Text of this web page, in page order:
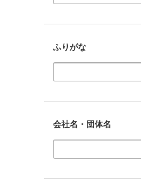
ふりがな
会社名・団体名